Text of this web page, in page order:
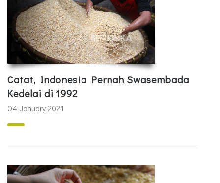
Catat, Indonesia Pernah Swasembada
Kedelai di 1992
04 January 2021